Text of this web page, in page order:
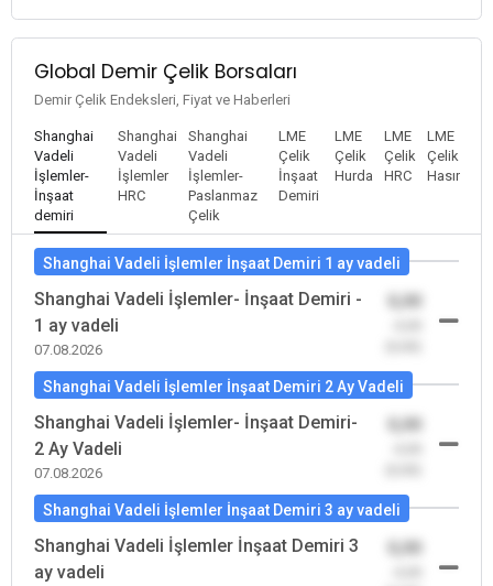
Global Demir Çelik Borsaları
Demir Çelik Endeksleri, Fiyat ve Haberleri
Shanghai
Vadeli
İşlemler-
İnşaat
demiri
Shanghai
Vadeli
İşlemler
HRC
Shanghai
Vadeli
İşlemler-
Paslanmaz
Çelik
LME
Çelik
İnşaat
Demiri
LME
Çelik
Hurda
LME
Çelik
HRC
LME
Çelik
Hasır
Shanghai Vadeli İşlemler İnşaat Demiri 1 ay vadeli
Shanghai Vadeli İşlemler- İnşaat Demiri -
1 ay vadeli
07.08.2026
0,00
Shanghai Vadeli İşlemler İnşaat Demiri 2 Ay Vadeli
Shanghai Vadeli İşlemler- İnşaat Demiri-
2 Ay Vadeli
07.08.2026
0,00
Shanghai Vadeli İşlemler İnşaat Demiri 3 ay vadeli
Shanghai Vadeli İşlemler İnşaat Demiri 3
ay vadeli
0,00